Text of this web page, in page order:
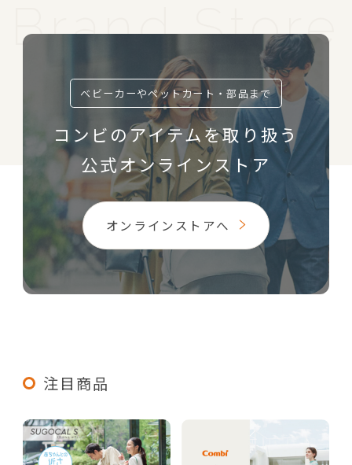
ベビーカーやペットカート・部品まで
コンビのアイテムを取り扱う
公式オンラインストア
オンラインストアへ
注目商品